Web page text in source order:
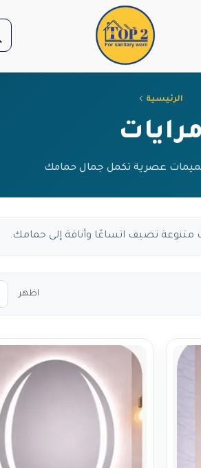
الرئيسية
مرايات
اظهر